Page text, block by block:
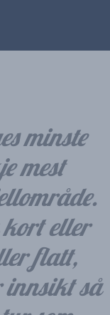
minste
mest
eller
flatt,
så